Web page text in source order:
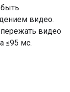
видео.
видео
≤95 мс.